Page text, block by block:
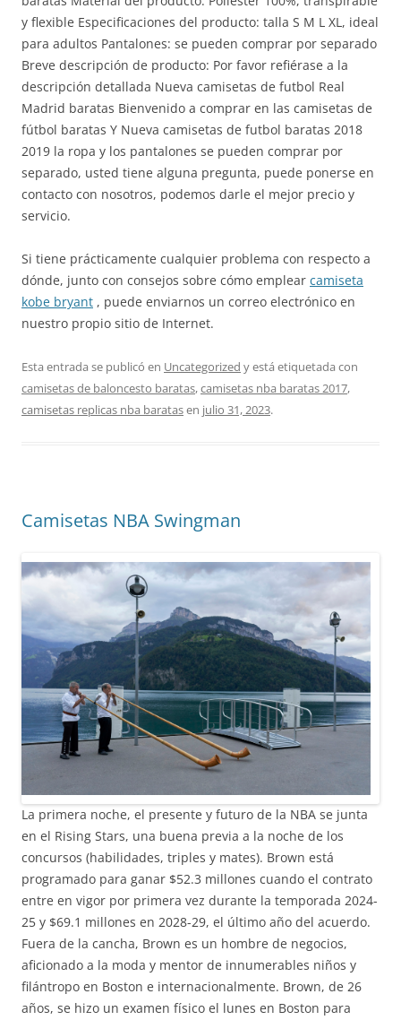
y flexible Especificaciones del producto: talla S M L XL, ideal
para adultos Pantalones: se pueden comprar por separado
Breve descripción de producto: Por favor refiérase a la
descripción detallada Nueva camisetas de futbol Real
Madrid baratas Bienvenido a comprar en las camisetas de
fútbol baratas Y Nueva camisetas de futbol baratas 2018
2019 la ropa y los pantalones se pueden comprar por
separado, usted tiene alguna pregunta, puede ponerse en
contacto con nosotros, podemos darle el mejor precio y
servicio.
Si tiene prácticamente cualquier problema con respecto a
dónde, junto con consejos sobre cómo emplear camiseta
kobe bryant , puede enviarnos un correo electrónico en
nuestro propio sitio de Internet.
Esta entrada se publicó en Uncategorized y está etiquetada con
camisetas de baloncesto baratas,camisetas nba baratas 2017,
camisetas replicas nba baratasen julio 31, 2023.
Camisetas NBA Swingman
La primera noche, el presente y futuro de la NBA se junta
en el Rising Stars, una buena previa a la noche de los
concursos (habilidades, triples y mates). Brown está
programado para ganar $52.3 millones cuando el contrato
entre en vigor por primera vez durante la temporada 2024-
25 y $69.1 millones en 2028-29, el último año del acuerdo.
Fuera de la cancha, Brown es un hombre de negocios,
aficionado a la moda y mentor de innumerables niños y
filántropo en Boston e internacionalmente. Brown, de 26
años, se hizo un examen físico el lunes en Boston para